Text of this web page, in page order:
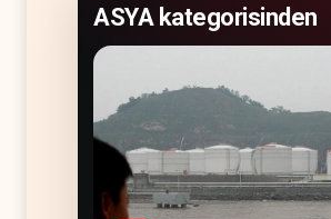
ASYA kategorisinden